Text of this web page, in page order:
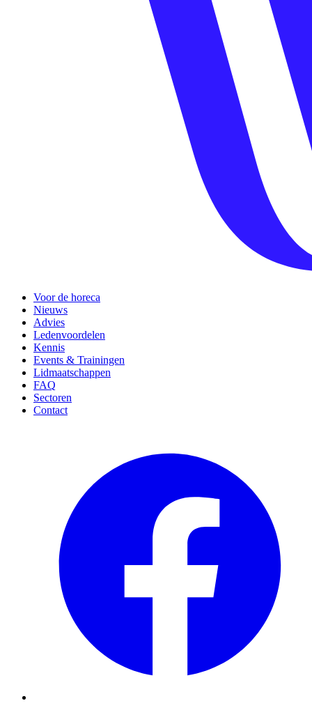
Voor de horeca
Nieuws
Advies
Ledenvoordelen
Kennis
Events & Trainingen
Lidmaatschappen
FAQ
Sectoren
Contact